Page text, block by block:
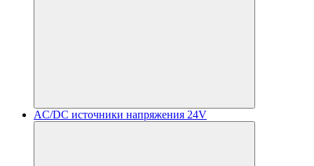
AC/DC источники напряжения 24V